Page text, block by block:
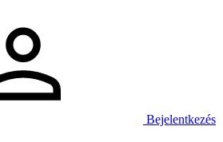
Bejelentkezés